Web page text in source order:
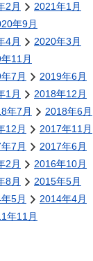
2月
2021年1月
年9月
4月
2020年3月
11月
7月
2019年6月
1月
2018年12月
年7月
2018年6月
12月
2017年11月
7月
2017年6月
2月
2016年10月
8月
2015年5月
5月
2014年4月
年11月